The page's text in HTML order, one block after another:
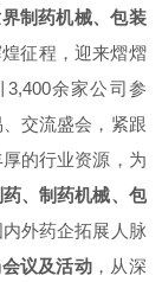
制药机械、包装
征程，迎来熠熠
余家公司参
交流盛会，紧跟
的行业资源，为
、制药机械、包
外药企拓展人脉
议及活动 ，从深